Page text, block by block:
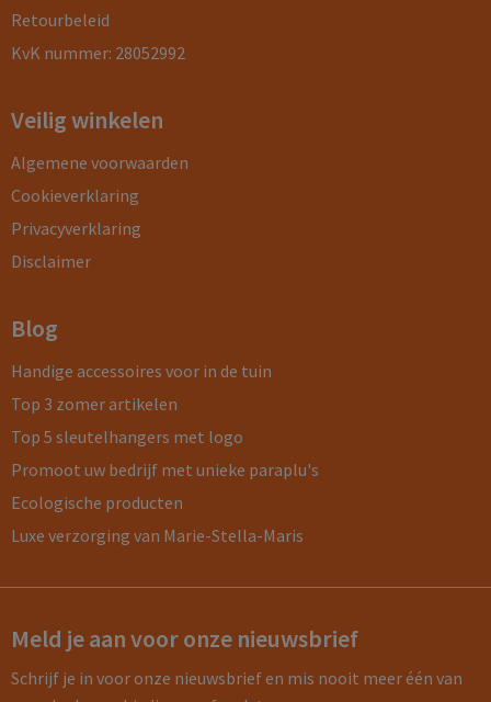
Retourbeleid
KvK nummer: 28052992
Veilig winkelen
Algemene voorwaarden
Cookieverklaring
Privacyverklaring
Disclaimer
Blog
Handige accessoires voor in de tuin
Top 3 zomer artikelen
Top 5 sleutelhangers met logo
Promoot uw bedrijf met unieke paraplu's
Ecologische producten
Luxe verzorging van Marie-Stella-Maris
Meld je aan voor onze nieuwsbrief
Schrijf je in voor onze nieuwsbrief en mis nooit meer één van